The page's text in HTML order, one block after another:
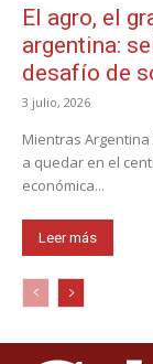
El agro, el
argentina:
desafío de
3 julio, 2026
Mientras
a quedar en el
económica...
Leer más